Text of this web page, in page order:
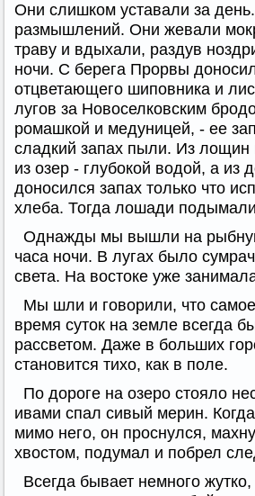
Они слишком уставали за
размышлений. Они жевали
траву и вдыхали, раздув
ночи. С берега Прорвы
отцветающего шиповника и
лугов за Новоселковским
ромашкой и медуницей, - ее
сладкий запах пыли. Из лощин
из озер - глубокой водой, а из
доносился запах только что
хлеба. Тогда лошади
Однажды мы вышли на
часа ночи. В лугах было
света. На востоке уже
Мы шли и говорили, что
время суток на земле всегда
рассветом. Даже в больших
становится тихо, как в поле.
По дороге на озеро стояло
ивами спал сивый мерин.
мимо него, он проснулся,
хвостом, подумал и побрел
Всегда бывает немного